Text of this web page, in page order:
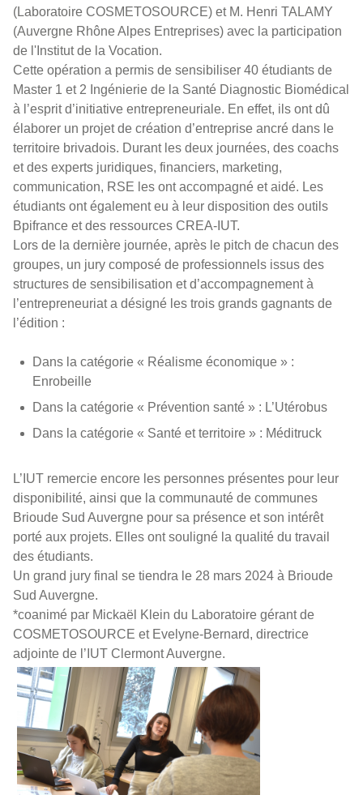
(Laboratoire COSMETOSOURCE) et M. Henri TALAMY
(Auvergne Rhône Alpes Entreprises) avec la participation
de l'Institut de la Vocation.
Cette opération a permis de sensibiliser 40 étudiants de
Master 1 et 2 Ingénierie de la Santé Diagnostic Biomédical
à l’esprit d’initiative entrepreneuriale. En effet, ils ont dû
élaborer un projet de création d’entreprise ancré dans le
territoire brivadois. Durant les deux journées, des coachs
et des experts juridiques, financiers, marketing,
communication, RSE les ont accompagné et aidé. Les
étudiants ont également eu à leur disposition des outils
Bpifrance et des ressources CREA-IUT.
Lors de la dernière journée, après le pitch de chacun des
groupes, un jury composé de professionnels issus des
structures de sensibilisation et d’accompagnement à
l’entrepreneuriat a désigné les trois grands gagnants de
l’édition :
Dans la catégorie « Réalisme économique » :
Enrobeille
Dans la catégorie « Prévention santé » : L’Utérobus
Dans la catégorie « Santé et territoire » : Méditruck
L’IUT remercie encore les personnes présentes pour leur
disponibilité, ainsi que la communauté de communes
Brioude Sud Auvergne pour sa présence et son intérêt
porté aux projets. Elles ont souligné la qualité du travail
des étudiants.
Un grand jury final se tiendra le 28 mars 2024 à Brioude
Sud Auvergne.
*coanimé par Mickaël Klein du Laboratoire gérant de
COSMETOSOURCE et Evelyne-Bernard, directrice
adjointe de l’IUT Clermont Auvergne.